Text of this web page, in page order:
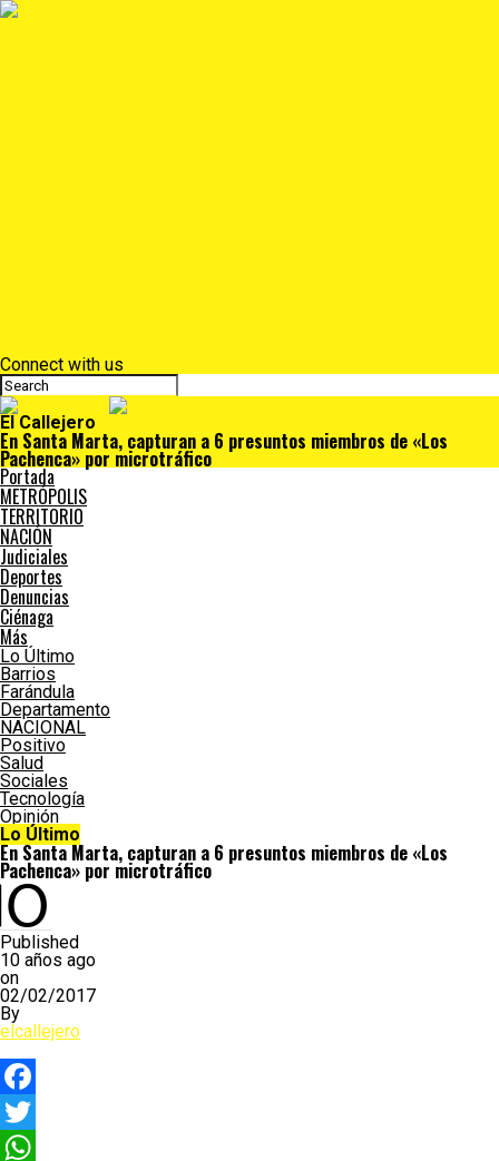
Connect with us
El Callejero
En Santa Marta, capturan a 6 presuntos miembros de «Los
Pachenca» por microtráfico
Portada
METRÓPOLIS
TERRITORIO
NACIÓN
Judiciales
Deportes
Denuncias
Ciénaga
Más
Lo Último
Barrios
Farándula
Departamento
NACIONAL
Positivo
Salud
Sociales
Tecnología
Opinión
Lo Último
En Santa Marta, capturan a 6 presuntos miembros de «Los
Pachenca» por microtráfico
Published
10 años ago
on
02/02/2017
By
elcallejero
Facebook
Twitter